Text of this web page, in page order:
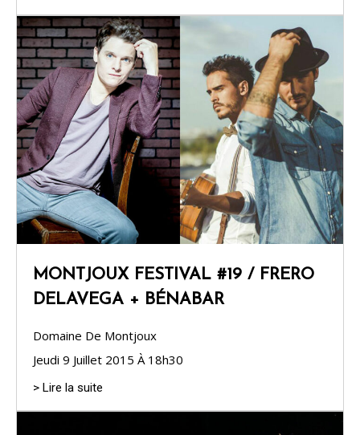
MONTJOUX FESTIVAL #19 / FRERO
DELAVEGA + BÉNABAR
Domaine De Montjoux
Jeudi 9 Juillet 2015 À 18h30
> Lire la suite